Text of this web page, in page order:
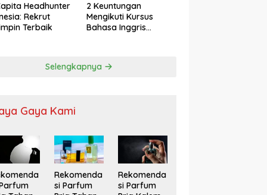
Headhunter
Rekrut
Terbaik
2 Keuntungan
Mengikuti Kursus
Bahasa Inggris
Selengkapnya
Gaya Kami
Rekomenda
si Parfum
Rekomenda
si Parfum